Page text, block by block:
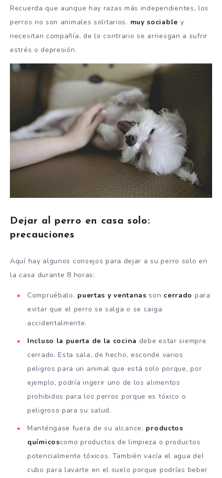
Recuerda que aunque hay razas más independientes, los
perros no son animales solitarios. muy sociable y
necesitan compañía, de lo contrario se arriesgan a sufrir
estrés o depresión.
Dejar al perro en casa solo:
precauciones
Aquí hay algunos consejos para dejar a su perro solo en
la casa durante 8 horas:
Compruébalo. puertas y ventanasson cerrado para
evitar que el perro se salga o se caiga
accidentalmente.
Incluso la puerta de la cocina debe estar siempre
cerrado. Esta sala, de hecho, esconde varios
peligros para un animal que está solo porque, por
ejemplo, podría ingerir uno de los alimentos
prohibidos para los perros porque es tóxico o
peligroso para su salud.
Manténgase fuera de su alcance. productos
químicoscomo productos de limpieza o productos
potencialmente tóxicos. También vacía el agua del
cubo para lavarte en el suelo porque podrías beber